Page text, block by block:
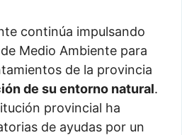
continúa impulsando
Medio Ambiente para
de la provincia
de su entorno natural.
provincial ha
de ayudas por un